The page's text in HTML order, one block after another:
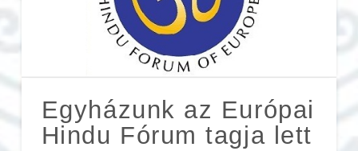
Egyházunk az Európai
Hindu Fórum tagja lett